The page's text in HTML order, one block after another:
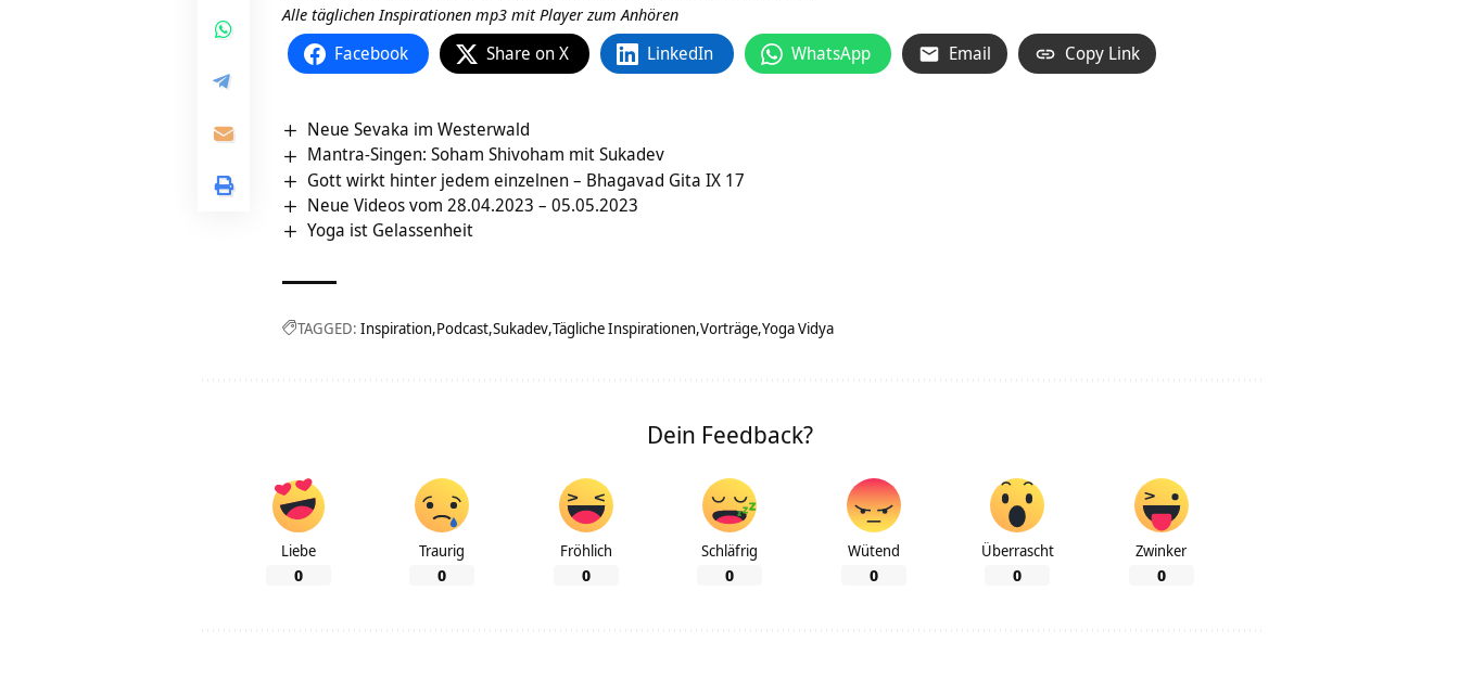
Alle täglichen Inspirationen mp3 mit Player zum Anhören
Facebook Share on X LinkedIn WhatsApp Email Copy Link
Neue Sevaka im Westerwald
Mantra-Singen: Soham Shivoham mit Sukadev
Gott wirkt hinter jedem einzelnen – Bhagavad Gita IX 17
Neue Videos vom 28.04.2023 – 05.05.2023
Yoga ist Gelassenheit
TAGGED: Inspiration Podcast Sukadev Tägliche Inspirationen Vorträge Yoga Vidya
Dein Feedback?
Liebe
0
Traurig
0
Fröhlich
0
Schläfrig
0
Wütend
0
Überrascht
0
Zwinker
0